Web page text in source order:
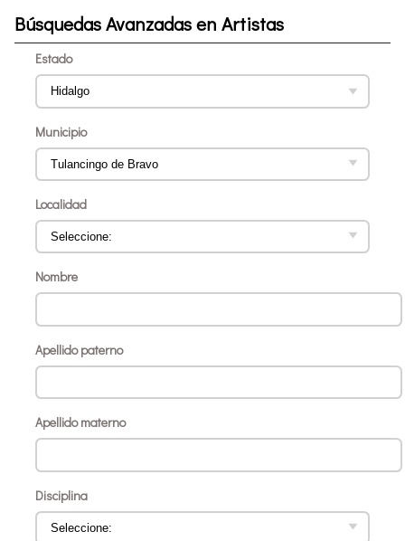
Búsquedas Avanzadas en Artistas
Estado
Municipio
Localidad
Nombre
Apellido paterno
Apellido materno
Disciplina